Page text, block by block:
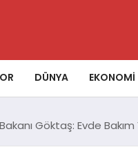
DÜNYA EKONOMİ
Göktaş: Evde